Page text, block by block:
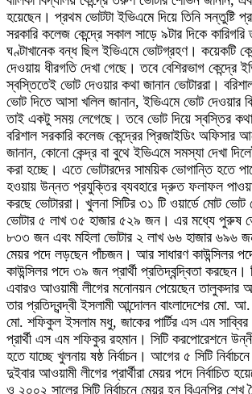
হয়েছেন। প্রথম ভোটটা ইভিএমে দিয়ে তিনি সন্তুষ্টি
সরকারি কলেজ কেন্দ্রে সকাল সাড়ে ৯টার দিকে
ঘণ্টাখানেক বন্ধ ছিল ইভিএমে ভোটগ্রহণ। কয়েকটি
দেওয়ায় ধীরগতি দেখা গেছে। তবে বেশিরভাগ কেন্দ্রে
স্বস্তিতেই ভোট দেওয়ার কথা জানান ভোটাররা।
ভোট দিতে আসা খলিল জানান, ইভিএমে ভোট দেওয়ার
তাই একটু সময় লেগেছে। তবে ভোট দিয়ে স্বস্তির কথা
বরিশাল সরকারি কলেজ কেন্দ্রের প্রিজাইডিং অফিসার
জানান, কোনো কেন্দ্র বা বুথে ইভিএমে সমস্যা দেখা
করা হচ্ছে। এতে ভোটারদের সাময়িক ভোগান্তি হতে
হওয়ায় উন্নত প্রযুক্তির ব্যবহারে দ্রুত ফলাফল
করছে ভোটাররা। খুলনা সিটির ৩১ টি ওয়ার্ডে মোট
ভোটার ৫ লাখ ৩৫ হাজার ৫২৯ জন। এর মধ্যে পুরুষ
৮৩৩ জন এবং মহিলা ভোটার ২ লাখ ৬৬ হাজার ৬৯৬
মেয়র পদে লড়ছেন পাঁচজন। আর সাধারণ কাউন্সিলর
কাউন্সিলর পদে ৩৯ জন প্রার্থী প্রতিদ্বন্দ্বিতা করছেন।
এবারও আওয়ামী লীগের মনোনয়ন পেয়েছেন তালুকদার
তার প্রতিদ্বন্দ্বী ইসলামী আন্দোলন বাংলাদেশের মো.
মো. শফিকুল ইসলাম মধু, জাকের পার্টির এস এম
প্রার্থী এস এম শফিকুর রহমান। সিটি করপোরেশনে
হতে যাচ্ছে খুলনায় ষষ্ঠ নির্বাচন। আগের ৫ সিটি
দুইবার আওয়ামী লীগের প্রার্থীরা মেয়র পদে নির্বাচিত
ও ২০০২ সালের সিটি নির্বাচনে মেয়র হন বিএনপির শেখ